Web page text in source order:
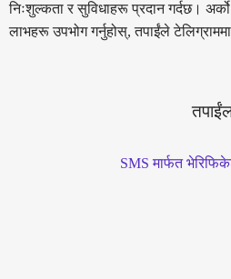
निःशुल्कता र सुविधाहरू प्रदान गर्दछ।
लाभहरू उपभोग गर्नुहोस्, तपाईंले टेलिग्राममा
SMS मार्फत